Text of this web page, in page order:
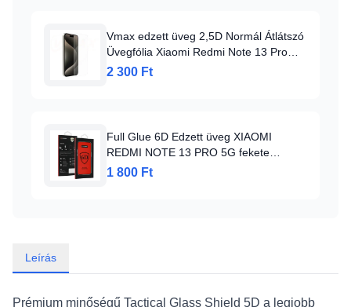
Vmax edzett üveg 2,5D Normál Átlátszó
Üvegfólia Xiaomi Redmi Note 13 Pro
5G-hez, Üvegfólia
2 300 Ft
Full Glue 6D Edzett üveg XIAOMI
REDMI NOTE 13 PRO 5G fekete
üvegfólia
1 800 Ft
Leírás
Prémium minőségű Tactical Glass Shield 5D a legjobb